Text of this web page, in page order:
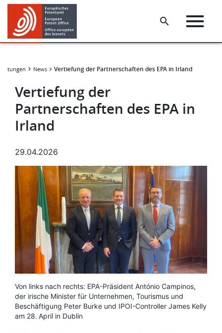
Skip
main
content
Skip
footer
News Vertiefung der Partnerschaften des EPA in Irland
Vertiefung der
Partnerschaften des EPA in
Irland
29.04.2026
Bild
Media
caption
Von links nach rechts: EPA-Präsident António Campinos,
der irische Minister für Unternehmen, Tourismus und
Beschäftigung Peter Burke und IPOI-Controller James Kelly
am 28. April in Dublin